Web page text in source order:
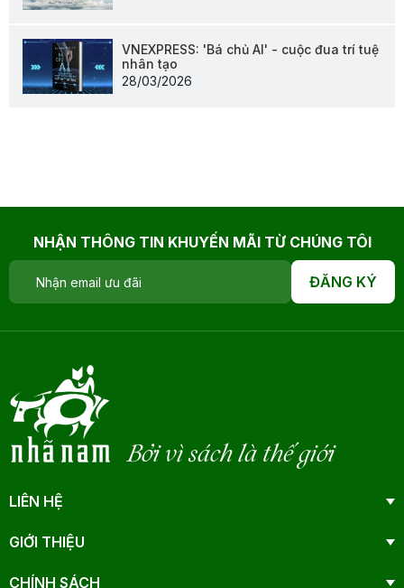
VNEXPRESS: 'Bá chủ AI' - cuộc đua trí tuệ
nhân tạo
28/03/2026
NHẬN THÔNG TIN KHUYẾN MÃI TỪ CHÚNG TÔI
ĐĂNG KÝ
Bởi vì sách là thế giới
LIÊN HỆ
GIỚI THIỆU
CHÍNH SÁCH